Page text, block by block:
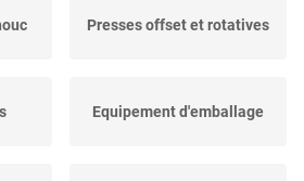
Presses offset et rotatives
Equipement d'emballage